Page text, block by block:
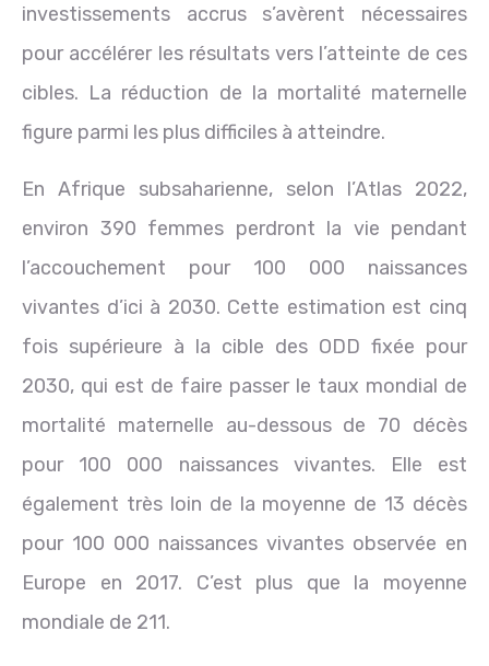
investissements accrus s’avèrent nécessaires
pour accélérer les résultats vers l’atteinte de ces
cibles. La réduction de la mortalité maternelle
figure parmi les plus difficiles à atteindre.
En Afrique subsaharienne, selon l’Atlas 2022,
environ 390 femmes perdront la vie pendant
l’accouchement pour 100 000 naissances
vivantes d’ici à 2030. Cette estimation est cinq
fois supérieure à la cible des ODD fixée pour
2030, qui est de faire passer le taux mondial de
mortalité maternelle au-dessous de 70 décès
pour 100 000 naissances vivantes. Elle est
également très loin de la moyenne de 13 décès
pour 100 000 naissances vivantes observée en
Europe en 2017. C’est plus que la moyenne
mondiale de 211.